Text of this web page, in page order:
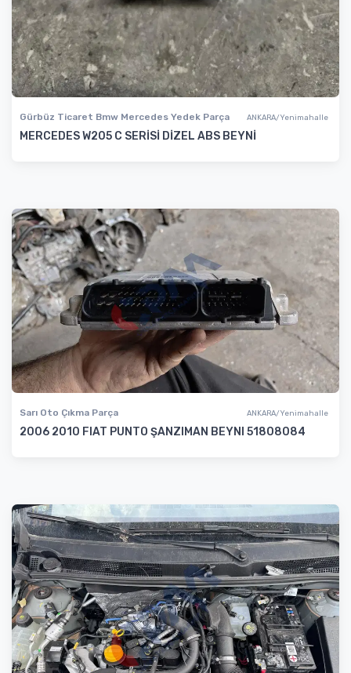
Gürbüz Ticaret Bmw Mercedes Yedek Parça ANKARA/Yenimahalle
MERCEDES W205 C SERİSİ DİZEL ABS BEYNİ
Sarı Oto Çıkma Parça ANKARA/Yenimahalle
2006 2010 FIAT PUNTO ŞANZIMAN BEYNI 51808084